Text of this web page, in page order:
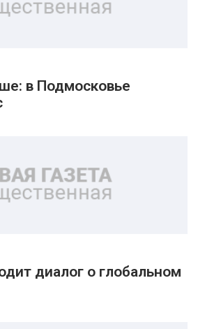
в Подмосковье
диалог о глобальном